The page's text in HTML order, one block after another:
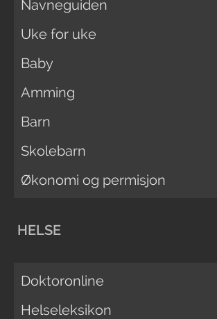
Navneguiden
Uke for uke
Baby
Amming
Barn
Skolebarn
Økonomi og permisjon
HELSE
Doktoronline
Helseleksikon